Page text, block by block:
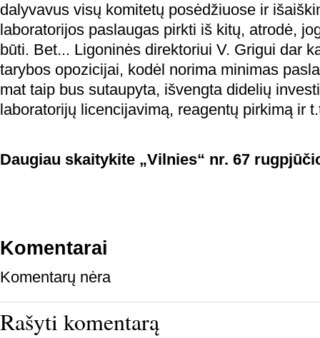
dalyvavus visų komitetų posėdžiuose ir
laboratorijos paslaugas pirkti iš kitų, atrodė,
būti. Bet... Ligoninės direktoriui V. Grigui dar
tarybos opozicijai, kodėl norima minimas
mat taip bus sutaupyta, išvengta didelių
laboratorijų licencijavimą, reagentų pirkimą ir
Daugiau skaitykite „Vilnies“ nr. 67
Komentarai
Komentarų nėra
Rašyti komentarą